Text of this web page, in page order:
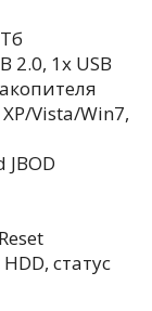
2.0, 1x USB
Vista/Win7,
JBOD
статус